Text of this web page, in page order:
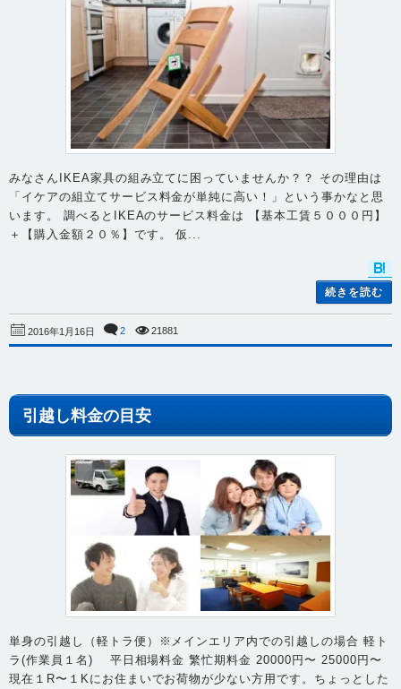
みなさんIKEA家具の組み立てに困っていませんか？？ その理由は
「イケアの組立てサービス料金が単純に高い！」という事かなと思
います。 調べるとIKEAのサービス料金は 【基本工賃５０００円】
＋【購入金額２０％】です。 仮...
続きを読む
2016年1月16日 2 21881
引越し料金の目安
単身の引越し（軽トラ便）※メインエリア内での引越しの場合 軽ト
ラ(作業員１名) 平日相場料金 繁忙期料金 20000円〜 25000円〜
現在１R〜１Kにお住まいでお荷物が少ない方用です。ちょっとした